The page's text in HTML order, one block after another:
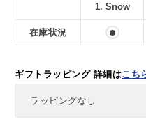
在庫状況
1. Snow
ギフトラッピング 詳細はこち